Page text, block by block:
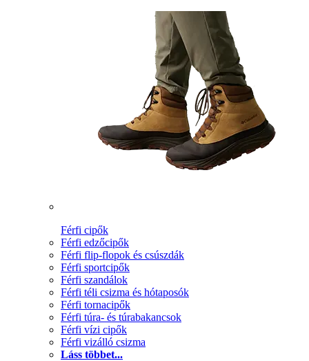
Férfi cipők
Férfi edzőcipők
Férfi flip-flopok és csúszdák
Férfi sportcipők
Férfi szandálok
Férfi téli csizma és hótaposók
Férfi tornacipők
Férfi túra- és túrabakancsok
Férfi vízi cipők
Férfi vizálló csizma
Láss többet...